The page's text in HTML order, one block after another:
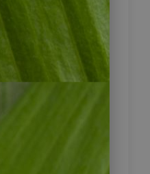
fließen in
Bildungsprojekte
und eine
der wichtigste
es zum
Sie um